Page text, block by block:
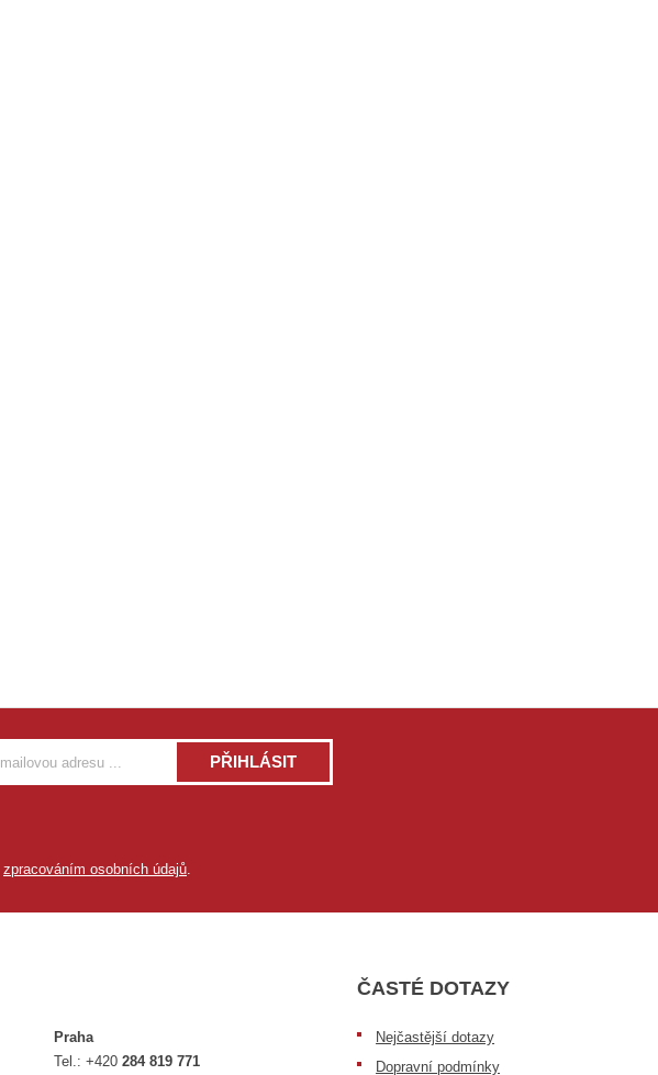
PŘIHLÁSIT
zpracováním osobních údajů
Praha
Tel.:+420284 819 771
ČASTÉ DOTAZY
Nejčastější dotazy
Dopravní podmínky